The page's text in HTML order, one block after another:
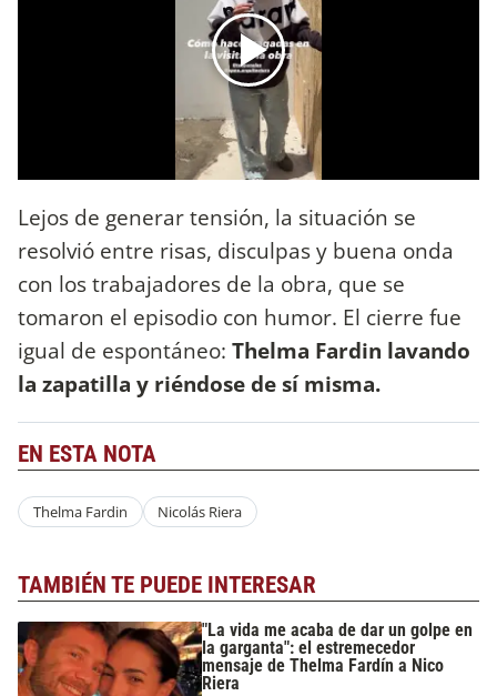
Lejos de generar tensión, la situación se
resolvió entre risas, disculpas y buena onda
con los trabajadores de la obra, que se
tomaron el episodio con humor. El cierre fue
igual de espontáneo: Thelma Fardin lavando
la zapatilla y riéndose de sí misma.
EN ESTA NOTA
Thelma Fardin Nicolás Riera
TAMBIÉN TE PUEDE INTERESAR
"La vida me acaba de dar un golpe en
la garganta": el estremecedor
mensaje de Thelma Fardín a Nico
Riera